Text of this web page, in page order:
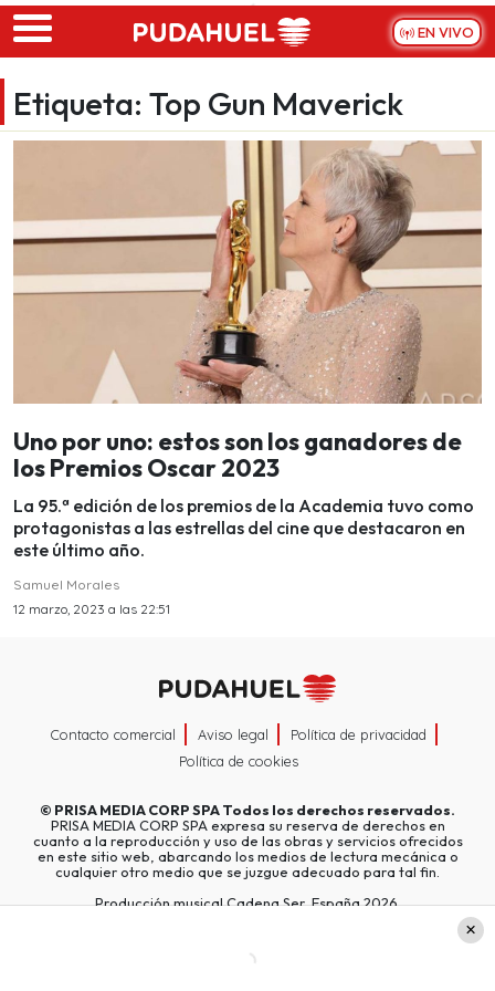
Skip to main content
EN VIVO
Etiqueta: Top Gun Maverick
Uno por uno: estos son los ganadores de
los Premios Oscar 2023
La 95.ª edición de los premios de la Academia tuvo como
protagonistas a las estrellas del cine que destacaron en
este último año.
Samuel Morales
12 marzo, 2023 a las 22:51
Contacto comercial Aviso legal
Política de privacidad
Política de cookies
© PRISA MEDIA CORP SPATodos los derechos reservados.
PRISA MEDIA CORP SPA expresa su reserva de derechos en
cuanto a la reproducción y uso de las obras y servicios ofrecidos
en este sitio web, abarcando los medios de lectura mecánica o
cualquier otro medio que se juzgue adecuado para tal fin.
Producción musical Cadena Ser, España 2026.